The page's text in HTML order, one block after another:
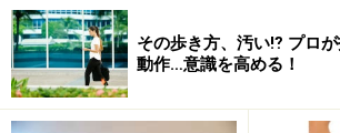
その歩き方、汚い⁉ プロ
動作…意識を高める！